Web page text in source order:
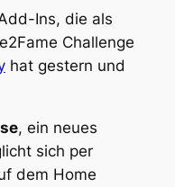
Ins, die als
Challenge
hat gestern und
, ein neues
sich per
dem Home